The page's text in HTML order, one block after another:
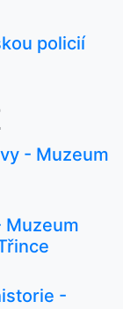
policií
- Muzeum
Muzeum
-